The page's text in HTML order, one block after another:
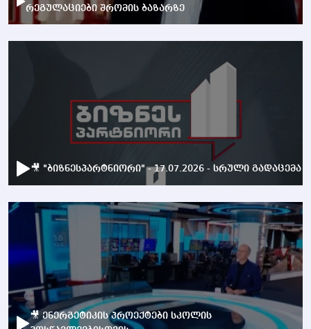
რეგულაციები შრომის ბაზარზე
🎥 "ბიზნესპარტნიორი" - 17.07.2026 - სრული გადაცემა
🎥 ენერგეტიკის პროექტები სკოლის